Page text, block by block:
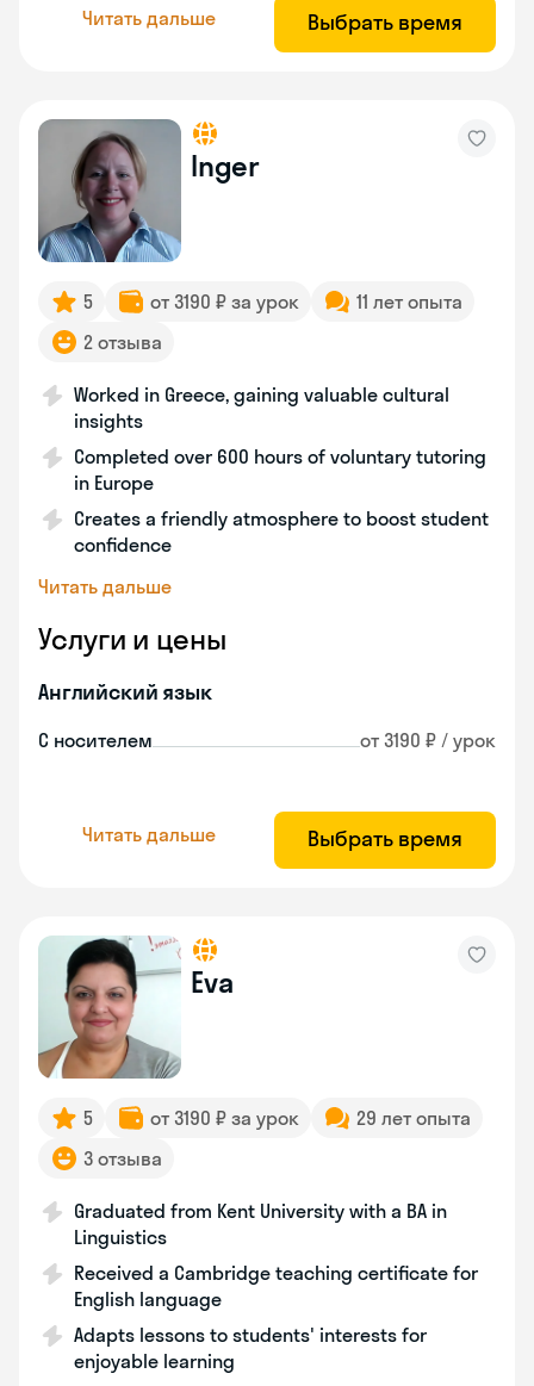
Читать дальше Выбрать время
Inger
5 от 3190 ₽ за урок
11 лет опыта
2 отзыва
Worked in Greece, gaining valuable cultural
insights
Completed over 600 hours of voluntary tutoring
in Europe
Creates a friendly atmosphere to boost student
confidence
Читать дальше
Услуги и цены
Английский язык
С носителем от 3190 ₽ / урок
Читать дальше Выбрать время
Eva
5 от 3190 ₽ за урок
29 лет опыта
3 отзыва
Graduated from Kent University with a BA in
Linguistics
Received a Cambridge teaching certificate for
English language
Adapts lessons to students' interests for
enjoyable learning